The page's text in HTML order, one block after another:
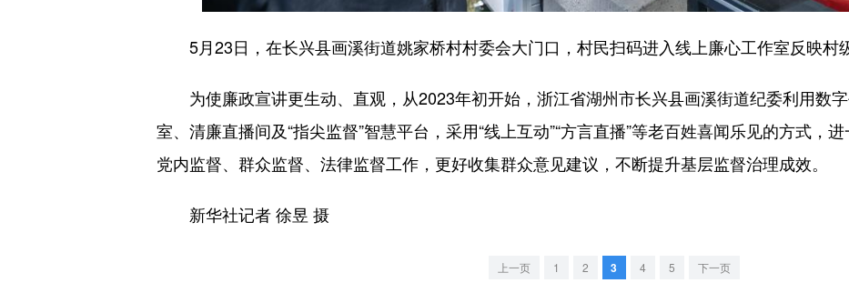
5月23日，在长兴县画溪街道姚家桥村村委会大门口，村民扫码进入线上廉心工作室反映村
为使廉政宣讲更生动、直观，从2023年初开始，浙江省湖州市长兴县画溪街道纪委利用数
室、清廉直播间及“指尖监督”智慧平台，采用“线上互动”“方言直播”等老百姓喜闻乐见的方式，
党内监督、群众监督、法律监督工作，更好收集群众意见建议，不断提升基层监督治理成效。
新华社记者 徐昱 摄
上一页 1 2 3 4 5 下一页